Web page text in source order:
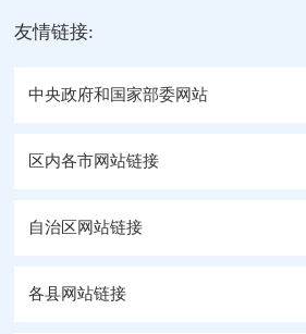
友情链接:
中央政府和国家部委网站
区内各市网站链接
自治区网站链接
各县网站链接